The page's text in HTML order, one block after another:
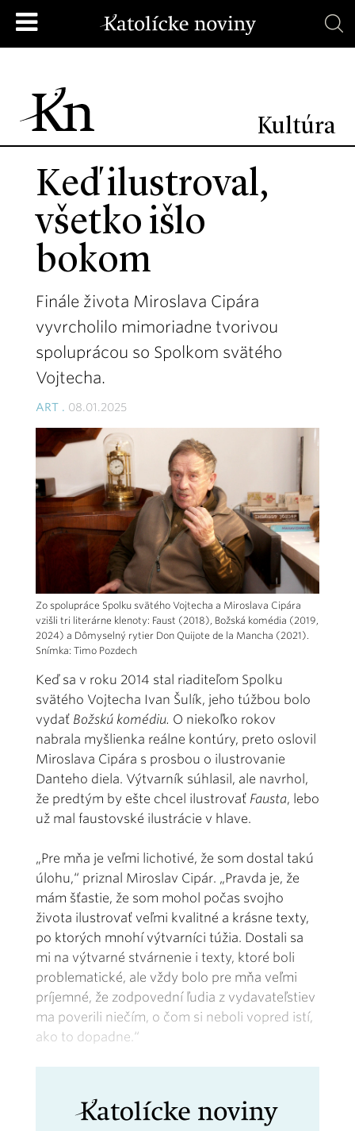
Kultúra
Keď ilustroval,
všetko išlo
bokom
Finále života Miroslava Cipára
vyvrcholilo mimoriadne tvorivou
spoluprácou so Spolkom svätého
Vojtecha.
ART . 08.01.2025
Zo spolupráce Spolku svätého Vojtecha a Miroslava Cipára
vzišli tri literárne klenoty: Faust (2018), Božská komédia (2019,
2024) a Dômyselný rytier Don Quijote de la Mancha (2021).
Snímka: Timo Pozdech
Keď sa v roku 2014 stal riaditeľom Spolku
svätého Vojtecha Ivan Šulík, jeho túžbou bolo
vydať Božskú komédiu. O niekoľko rokov
nabrala myšlienka reálne kontúry, preto oslovil
Miroslava Cipára s prosbou o ilustrovanie
Danteho diela. Výtvarník súhlasil, ale navrhol,
že predtým by ešte chcel ilustrovať Fausta, lebo
už mal faustovské ilustrácie v hlave.
„Pre mňa je veľmi lichotivé, že som dostal takú
úlohu,“ priznal Miroslav Cipár. „Pravda je, že
mám šťastie, že som mohol počas svojho
života ilustrovať veľmi kvalitné a krásne texty,
po ktorých mnohí výtvarníci túžia. Dostali sa
mi na výtvarné stvárnenie i texty, ktoré boli
problematické, ale vždy bolo pre mňa veľmi
príjemné, že zodpovední ľudia z vydavateľstiev
ma poverili niečím, o čom si neboli vopred istí,
ako to dopadne.“